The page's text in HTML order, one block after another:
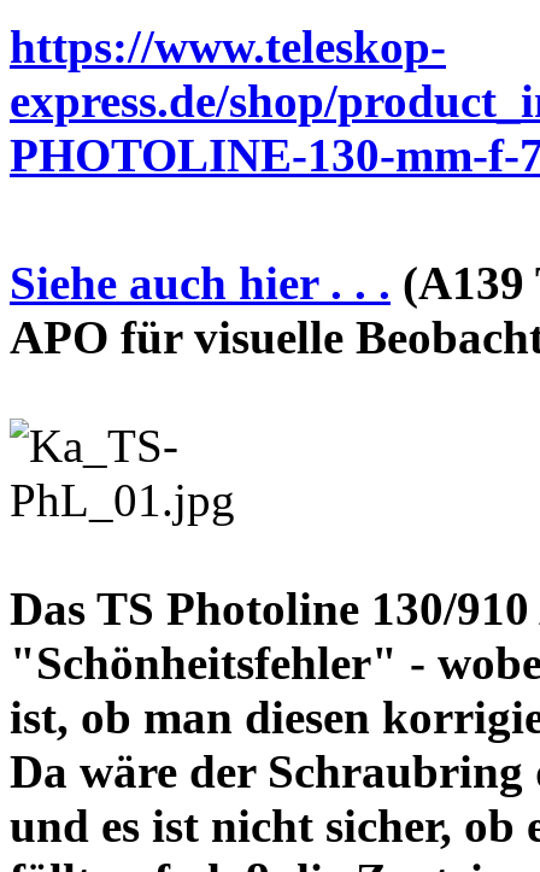
https://www.teleskop-
express.de/shop/
PHOTOLINE-130-mm-f-
Siehe auch hier . . . (A139
APO für visuelle
Das TS Photoline 130/
"Schönheitsfehler" -
ist, ob man diesen
Da wäre der
und es ist nicht sicher,